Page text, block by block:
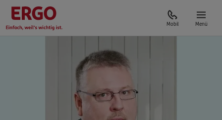
Mobil Menü